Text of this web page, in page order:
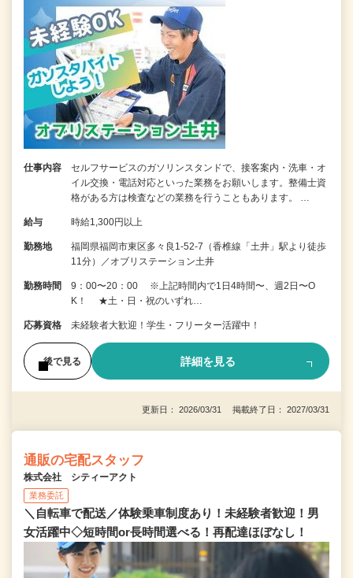
仕事内容
セルフサービスのガソリンスタンドで、接客案内・洗車・オ
イル交換・電話対応といった業務をお願いします。整備士資
格がある方は検査などの業務を行うこともあります。 …
給与 時給1,300円以上
勤務地
福岡県福岡市東区多々良1-52-7（香椎線「土井」駅より徒歩
11分）／オブリステーション土井
勤務時間
9：00〜20：00 ※上記時間内で1日4時間〜、週2日〜O
K！ ★土・日・祝のいずれ…
応募資格 未経験者大歓迎！学生・フリーター活躍中！
後で見る 詳細を見る
更新日： 2026/03/31 掲載終了日： 2027/03/31
通販の宅配スタッフ
株式会社 シティーアクト
業務委託
＼自転車で配送／体験乗車制度あり！未経験者歓迎！男
女活躍中◇短時間or長時間選べる！再配達ほぼなし！